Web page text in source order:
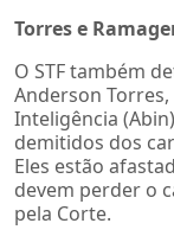
Torres e
O STF também
Anderson
Inteligência
demitidos dos
Eles estão
devem perder o
pela Corte.